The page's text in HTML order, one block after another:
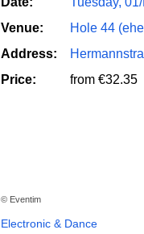
Venue:
Hole 44
Address:
Price:
from €32.35
© Eventim
Electronic & Dance